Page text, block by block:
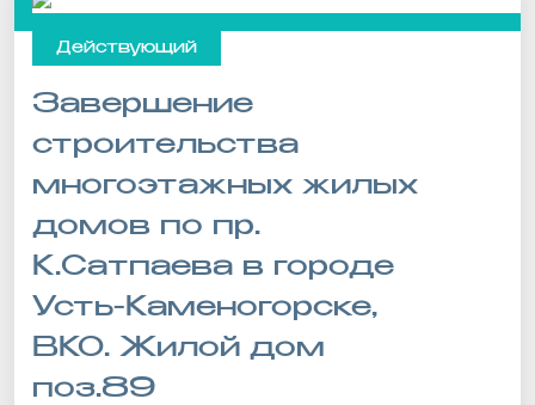
Действующий
Завершение
строительства
многоэтажных жилых
домов по пр.
К.Сатпаева в городе
Усть-Каменогорске,
ВКО. Жилой дом
поз.89